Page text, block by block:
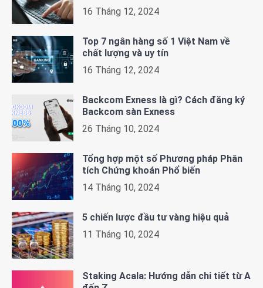
16 Tháng 12, 2024
Top 7 ngân hàng số 1 Việt Nam về
chất lượng và uy tín
16 Tháng 12, 2024
Backcom Exness là gì? Cách đăng ký
Backcom sàn Exness
26 Tháng 10, 2024
Tổng hợp một số Phương pháp Phân
tích Chứng khoán Phổ biến
14 Tháng 10, 2024
5 chiến lược đầu tư vàng hiệu quả
11 Tháng 10, 2024
Staking Acala: Hướng dẫn chi tiết từ A